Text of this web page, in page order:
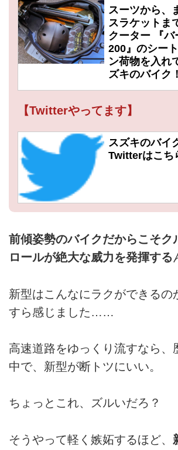
スーツから、
スラケットま
クーター 『バ
200』のシー
ン荷物を入れ
ズキのバイク！
【Twitterやってます】
スズキのバイ
Twitterはこち
前傾姿勢のバイクだからこそク
ロールが絶大な威力を発揮する
新型はこんなにラクができるの
すら感じました……
高速道路をゆっくり流すなら、
中で、新型が断トツにいい。
ちょっとこれ、ズルいだろ？
そうやって軽く嫉妬するほど、